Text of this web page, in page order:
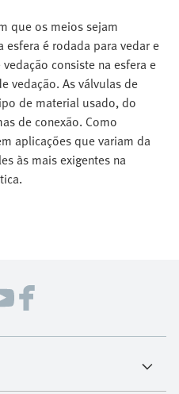
que os meios sejam
é rodada para vedar e
consiste na esfera e
vedação. As válvulas de
de material usado, do
de conexão. Como
aplicações que variam da
às mais exigentes na